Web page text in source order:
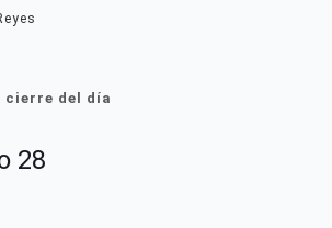
cierre del día
28